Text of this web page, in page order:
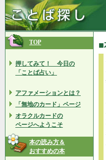
TOP
押してみて！ 今日の
「ことば占い」
アファメーションとは？
「無地のカード」ページ
オラクルカードの
ページへようこそ
本の読み方＆
おすすめの本
■